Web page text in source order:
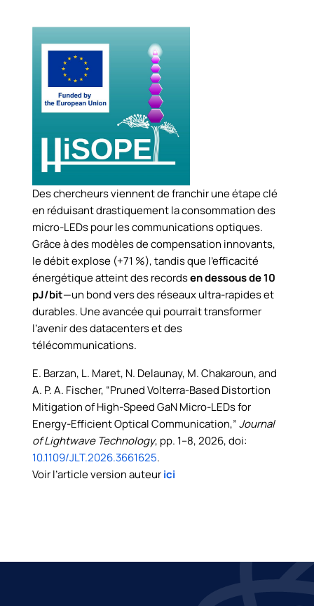
Des chercheurs viennent de franchir une étape clé
en réduisant drastiquement la consommation des
micro-LEDs pour les communications optiques.
Grâce à des modèles de compensation innovants,
le débit explose (+71 %), tandis que l’efficacité
énergétique atteint des recordsen dessous de 10
pJ/bit—un bond vers des réseaux ultra-rapides et
durables. Une avancée qui pourrait transformer
l’avenir des datacenters et des
télécommunications.
E. Barzan, L. Maret, N. Delaunay, M. Chakaroun, and
A. P. A. Fischer, “Pruned Volterra-Based Distortion
Mitigation of High-Speed GaN Micro-LEDs for
Energy-Efficient Optical Communication,”Journal
of Lightwave Technology, pp. 1–8, 2026, doi:
10.1109/JLT.2026.3661625.
Voir l’article version auteurici